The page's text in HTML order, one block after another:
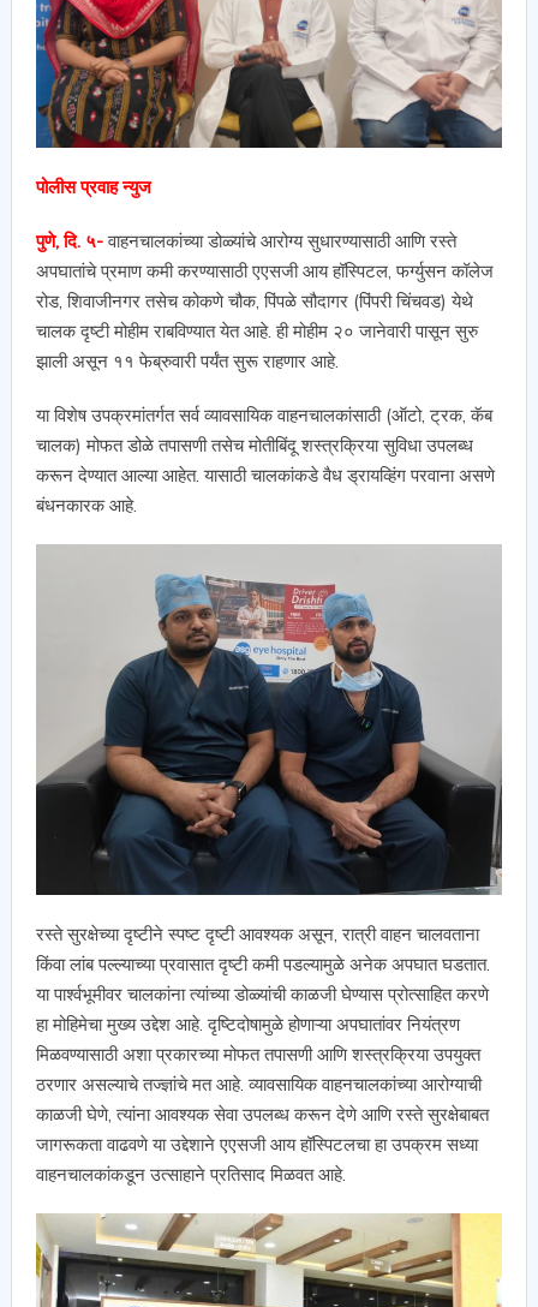
पोलीस प्रवाह न्युज
पुणे, दि. ५-वाहनचालकांच्या डोळ्यांचे आरोग्य सुधारण्यासाठी आणि रस्ते
अपघातांचे प्रमाण कमी करण्यासाठी एएसजी आय हॉस्पिटल, फर्ग्युसन कॉलेज
रोड, शिवाजीनगर तसेच कोकणे चौक, पिंपळे सौदागर (पिंपरी चिंचवड) येथे
चालक दृष्टी मोहीम राबविण्यात येत आहे. ही मोहीम २० जानेवारी पासून सुरु
झाली असून ११ फेब्रुवारी पर्यंत सुरू राहणार आहे.
या विशेष उपक्रमांतर्गत सर्व व्यावसायिक वाहनचालकांसाठी (ऑटो, ट्रक, कॅब
चालक) मोफत डोळे तपासणी तसेच मोतीबिंदू शस्त्रक्रिया सुविधा उपलब्ध
करून देण्यात आल्या आहेत. यासाठी चालकांकडे वैध ड्रायव्हिंग परवाना असणे
बंधनकारक आहे.
रस्ते सुरक्षेच्या दृष्टीने स्पष्ट दृष्टी आवश्यक असून, रात्री वाहन चालवताना
किंवा लांब पल्ल्याच्या प्रवासात दृष्टी कमी पडल्यामुळे अनेक अपघात घडतात.
या पार्श्वभूमीवर चालकांना त्यांच्या डोळ्यांची काळजी घेण्यास प्रोत्साहित करणे
हा मोहिमेचा मुख्य उद्देश आहे. दृष्टिदोषामुळे होणाऱ्या अपघातांवर नियंत्रण
मिळवण्यासाठी अशा प्रकारच्या मोफत तपासणी आणि शस्त्रक्रिया उपयुक्त
ठरणार असल्याचे तज्ज्ञांचे मत आहे. व्यावसायिक वाहनचालकांच्या आरोग्याची
काळजी घेणे, त्यांना आवश्यक सेवा उपलब्ध करून देणे आणि रस्ते सुरक्षेबाबत
जागरूकता वाढवणे या उद्देशाने एएसजी आय हॉस्पिटलचा हा उपक्रम सध्या
वाहनचालकांकडून उत्साहाने प्रतिसाद मिळवत आहे.